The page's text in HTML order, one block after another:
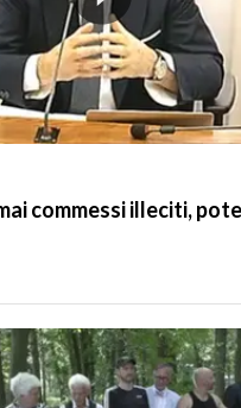
commessi illeciti,